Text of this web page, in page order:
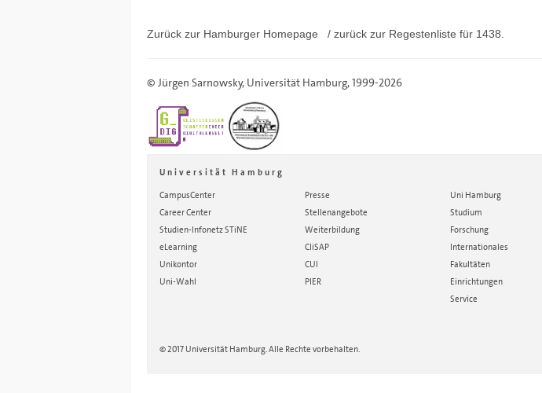
Zurück zur Hamburger Homepage / zurück zur Regestenliste für 1438.
© Jürgen Sarnowsky, Universität Hamburg, 1999-2026